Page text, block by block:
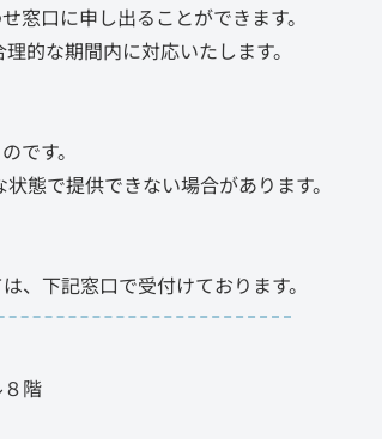
窓口に申し出ることができます。
的な期間内に対応いたします。
です。
態で提供できない場合があります。
、下記窓口で受付けております。
階